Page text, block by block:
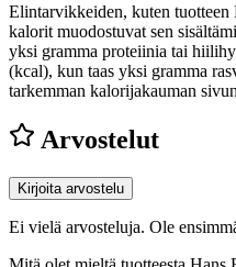
Elintarvikkeiden, kuten
kalorit muodostuvat sen
yksi gramma proteiinia tai
(kcal), kun taas yksi gramma
tarkemman kalorijakauman
Arvostelut
Kirjoita arvostelu
Ei vielä arvosteluja. Ole